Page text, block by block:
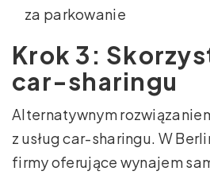
za parkowanie
Krok 3:
car-sharingu
Alternatywnym
z usług car-sharingu. W
firmy oferujące wynajem